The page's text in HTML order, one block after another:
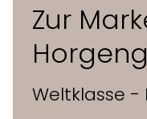
Rückenschwinge
Zur
Weltklasse -